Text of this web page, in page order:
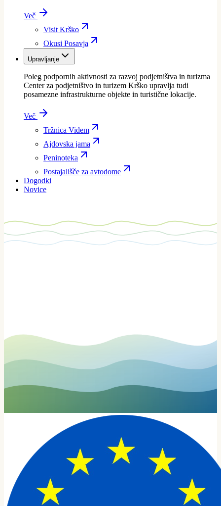
Več
Visit Krško
Okusi Posavja
Upravljanje
Poleg podpornih aktivnosti za razvoj podjetništva in turizma
Center za podjetništvo in turizem Krško upravlja tudi
posamezne infrastrukturne objekte in turistične lokacije.
Več
Tržnica Videm
Ajdovska jama
Peninoteka
Postajališče za avtodome
Dogodki
Novice